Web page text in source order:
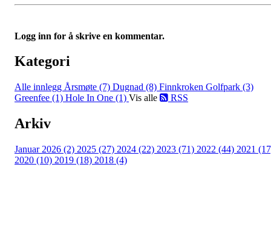
Logg inn for å skrive en kommentar.
Kategori
Alle innlegg Årsmøte (7) Dugnad (8) Finnkroken Golfpark (3)
Greenfee (1) Hole In One (1) Vis alle RSS
Arkiv
Januar 2026 (2) 2025 (27) 2024 (22) 2023 (71) 2022 (44) 2021
2020 (10) 2019 (18) 2018 (4)